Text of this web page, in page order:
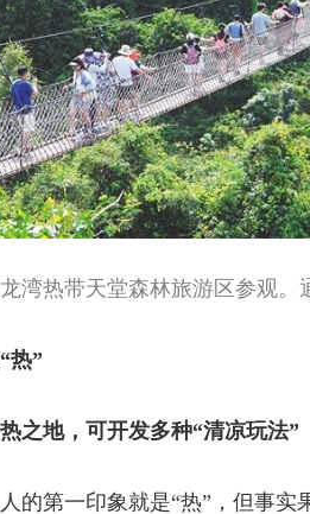
湾热带天堂森林旅游区参观。
热”
之地，可开发多种“清凉玩法”
的第一印象就是“热”，但事实